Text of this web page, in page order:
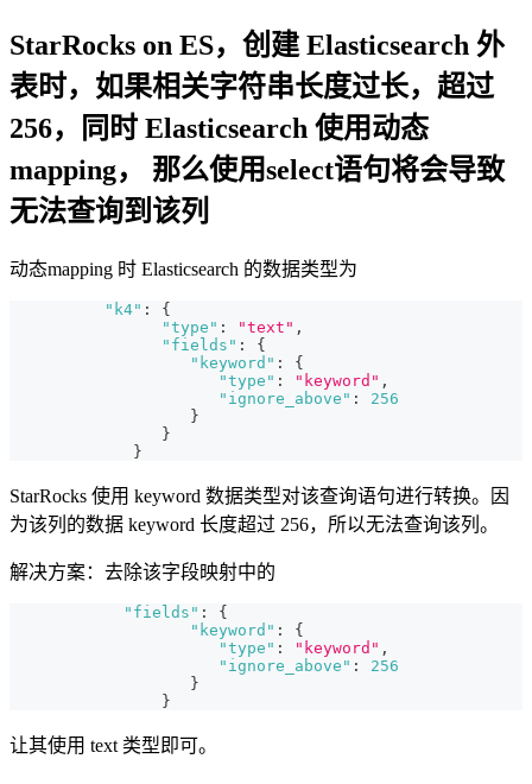
StarRocks on ES，创建 Elasticsearch 外
表时，如果相关字符串长度过长，超过
256，同时 Elasticsearch 使用动态
mapping， 那么使用select语句将会导致
无法查询到该列
动态mapping 时 Elasticsearch 的数据类型为
"k4" :
{
"type" : "text" ,
"fields" :
{
"keyword" :
{
"type" : "keyword" ,
"ignore_above" :
256
}
}
}
StarRocks 使用 keyword 数据类型对该查询语句进行转换。因
为该列的数据 keyword 长度超过 256，所以无法查询该列。
解决方案：去除该字段映射中的
"fields" :
{
"keyword" :
{
"type" : "keyword" ,
"ignore_above" :
256
}
}
让其使用 text 类型即可。